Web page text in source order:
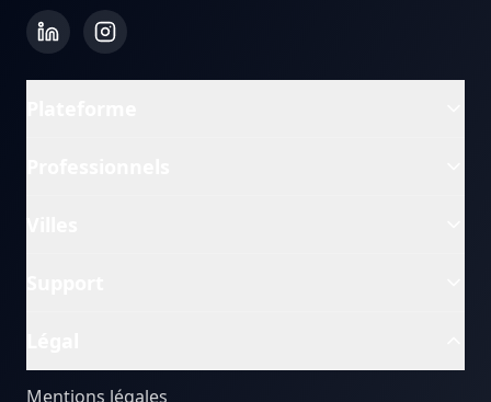
Mentions légales